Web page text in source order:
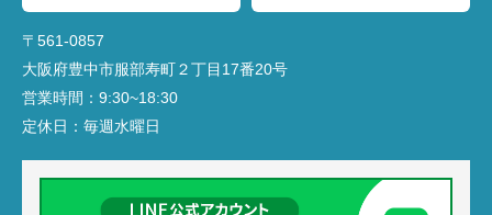
〒561-0857
大阪府豊中市服部寿町２丁目17番20号
営業時間： 9:30~18:30
定休日： 毎週水曜日